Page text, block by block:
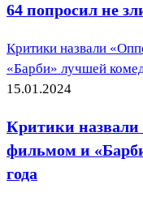
64 попросил не
Критики назвали
«Барби» лучшей
15.01.2024
Критики
фильмом и
года